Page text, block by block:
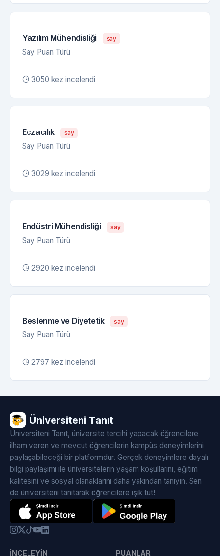
Yazılım Mühendisliği say
Say Puan Türü
3050 kez incelendi
Eczacılık say
Say Puan Türü
3029 kez incelendi
Endüstri Mühendisliği say
Say Puan Türü
2920 kez incelendi
Beslenme ve Diyetetik say
Say Puan Türü
2797 kez incelendi
Üniversiteni Tanıt
Üniversiteni Tanıt, üniversite tercihi yapacak öğrencilere
ilham veren ve mevcut öğrencilerin kampüs deneyimlerini
paylaşabileceği bir platformdur. Gerçek deneyimlere dayalı
bilgi paylaşımı ile üniversitelerin yaşam koşullarını, eğitim
kalitesini ve sosyal olanaklarını daha yakından tanıyın. Sen
de üniversiteni tanıtarak öğrencilere ışık tut!
İNCELEYIN PUANLAR